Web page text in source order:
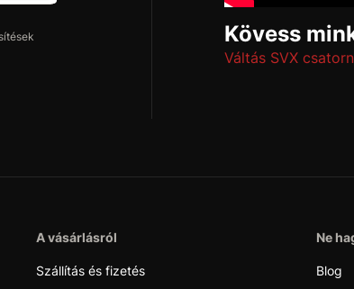
Kövess
Váltás SVX
A vásárlásról
Szállítás és fizetés
Ne
Blog